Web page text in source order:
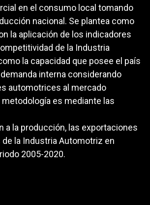
en el consumo local tomando
nacional. Se plantea como
la aplicación de los indicadores
de la Industria
la capacidad que posee el país
interna considerando
automotrices al mercado
metodología es mediante las
a la producción, las exportaciones
la Industria Automotriz en
2005-2020.